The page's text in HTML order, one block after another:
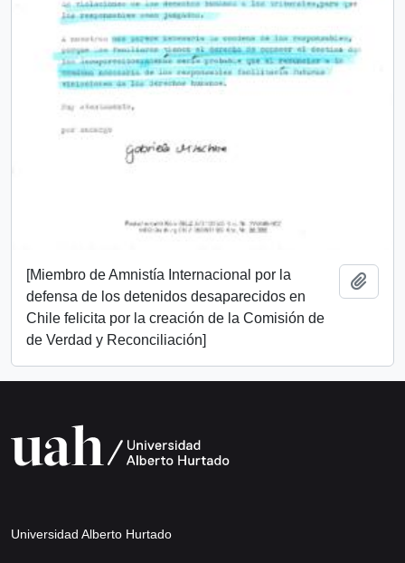
[Miembro de Amnistía Internacional por la
defensa de los detenidos desaparecidos en
Chile felicita por la creación de la Comisión de
de Verdad y Reconciliación]
Universidad Alberto Hurtado